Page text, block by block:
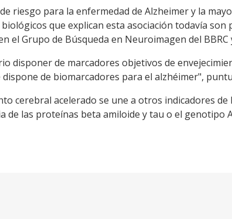
riesgo para la enfermedad de Alzheimer y la
que explican esta asociación todavía son
el Grupo de Búsqueda en Neuroimagen del
disponer de marcadores objetivos de
de biomarcadores para el alzhéimer",
cerebral acelerado se une a otros indicadores
de las proteínas beta amiloide y tau o el genotipo